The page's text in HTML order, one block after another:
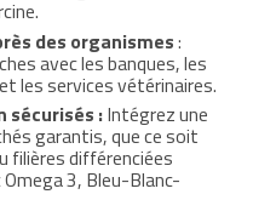
des organismes:
avec les banques, les
les services vétérinaires.
sécurisés :Intégrez une
garantis, que ce soit
filières différenciées
3, Bleu-Blanc-